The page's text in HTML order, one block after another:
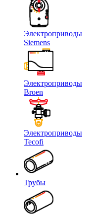
Электроприводы
Siemens
Электроприводы
Broen
Электроприводы
Tecofi
Трубы